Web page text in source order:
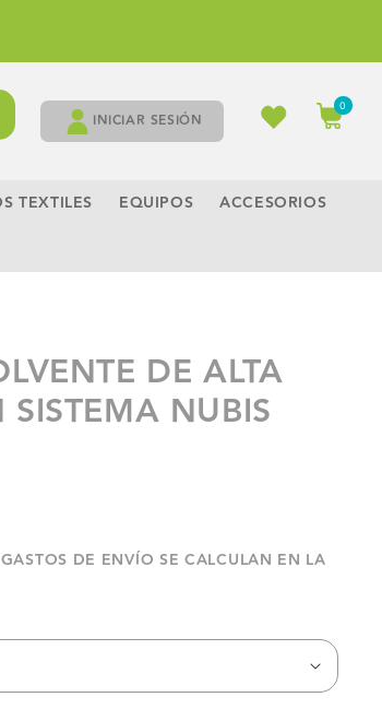
INICIAR SESIÓN
Carrito
0
artículos
TEXTILES EQUIPOS
ACCESORIOS
DE ALTA
SISTEMA NUBIS
GASTOS DE ENVÍO SE CALCULAN EN LA